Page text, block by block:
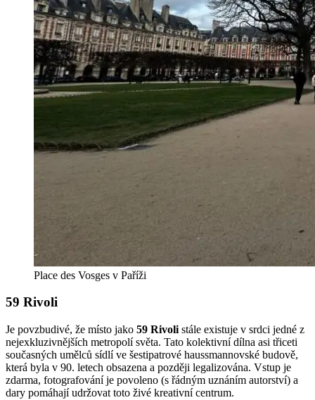
Place des Vosges v Paříži
59 Rivoli
Je povzbudivé, že místo jako 59 Rivoli stále existuje v srdci jedné z
nejexkluzivnějších metropolí světa. Tato kolektivní dílna asi třiceti
současných umělců sídlí ve šestipatrové haussmannovské budově,
která byla v 90. letech obsazena a později legalizována. Vstup je
zdarma, fotografování je povoleno (s řádným uznáním autorství) a
dary pomáhají udržovat toto živé kreativní centrum.